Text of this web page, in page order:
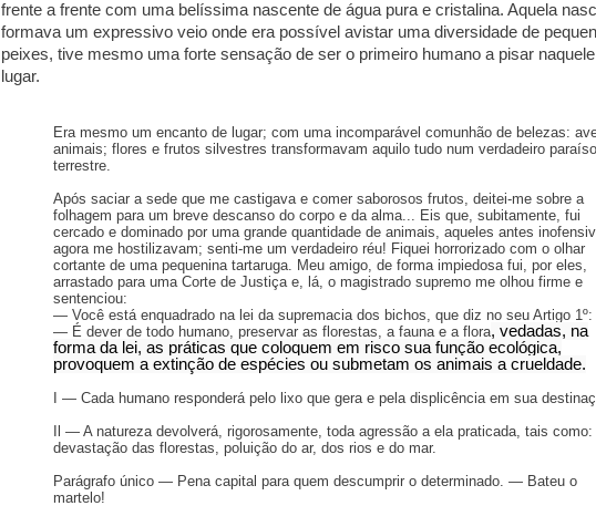
frente a frente com uma belíssima nascente de água pura e cristalina. Aquela
formava um expressivo veio onde era possível avistar uma diversidade de
peixes, tive mesmo uma forte sensação de ser o primeiro humano a pisar naquele
lugar.
Era mesmo um encanto de lugar; com uma incomparável comunhão de belezas:
animais; flores e frutos silvestres transformavam aquilo tudo num verdadeiro paraíso
terrestre.
Após saciar a sede que me castigava e comer saborosos frutos, deitei-me sobre a
folhagem para um breve descanso do corpo e da alma... Eis que, subitamente, fui
cercado e dominado por uma grande quantidade de animais, aqueles antes
agora me hostilizavam; senti-me um verdadeiro réu! Fiquei horrorizado com o olhar
cortante de uma pequenina tartaruga. Meu amigo, de forma impiedosa fui, por eles,
arrastado para uma Corte de Justiça e, lá, o magistrado supremo me olhou firme e
sentenciou:
—Você está enquadrado na lei da supremacia dos bichos, que diz no seu Artigo 1º:
— É dever de todo humano, preservar as florestas, a fauna e a flora, vedadas, na
forma da lei, as práticas que coloquem em risco sua função ecológica,
provoquem a extinção de espécies ou submetam os animais a crueldade.
I — Cada humano responderá pelo lixo que gera e pela displicência em sua
Il — A natureza devolverá, rigorosamente, toda agressão a ela praticada, tais como:
devastação das florestas, poluição do ar, dos rios e do mar.
Parágrafo único — Pena capital para quem descumprir o determinado. — Bateu o
martelo!